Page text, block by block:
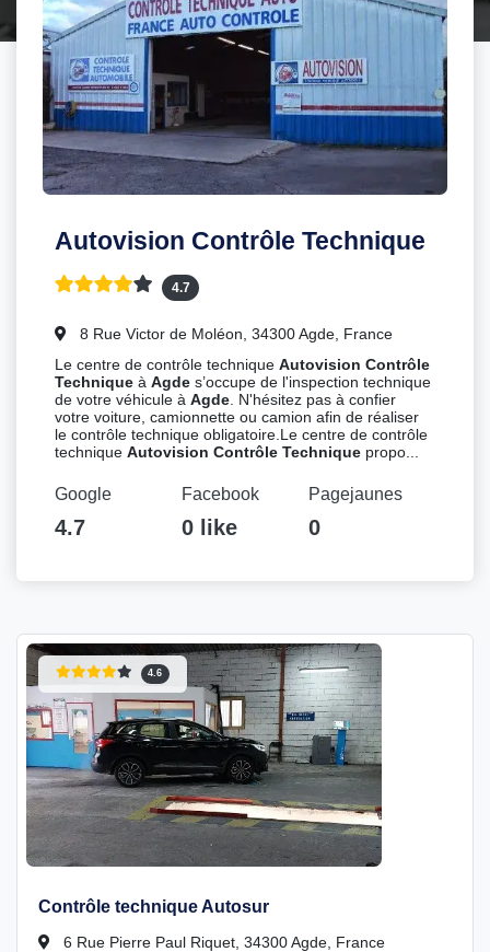
Autovision Contrôle Technique
4.7
8 Rue Victor de Moléon, 34300 Agde, France
Le centre de contrôle techniqueAutovision Contrôle
Technique àAgde s’occupe de l'inspection technique
de votre véhicule àAgde. N'hésitez pas à confier
votre voiture, camionnette ou camion afin de réaliser
le contrôle technique obligatoire.Le centre de contrôle
techniqueAutovision Contrôle Technique propo...
Google
4.7
Facebook
0 like
Pagejaunes
0
4.6
Contrôle technique Autosur
6 Rue Pierre Paul Riquet, 34300 Agde, France